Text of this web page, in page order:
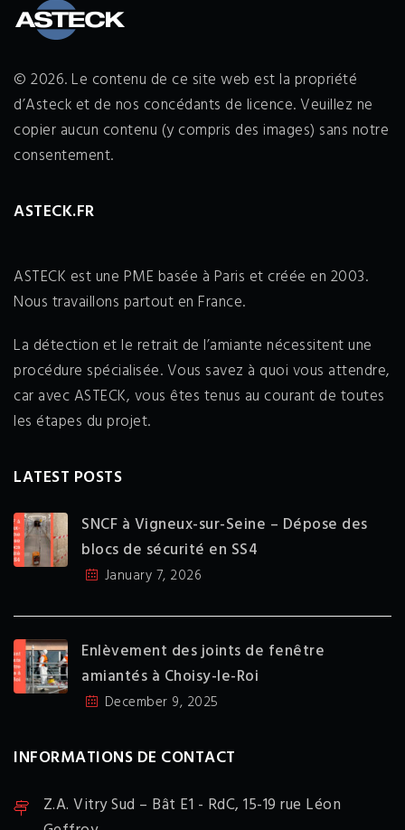
© 2026. Le contenu de ce site web est la propriété
d’Asteck et de nos concédants de licence. Veuillez ne
copier aucun contenu (y compris des images) sans notre
consentement.
ASTECK.FR
ASTECK est une PME basée à Paris et créée en 2003.
Nous travaillons partout en France.
La détection et le retrait de l’amiante nécessitent une
procédure spécialisée. Vous savez à quoi vous attendre,
car avec ASTECK, vous êtes tenus au courant de toutes
les étapes du projet.
LATEST POSTS
SNCF à Vigneux-sur-Seine – Dépose des
blocs de sécurité en SS4
January 7, 2026
Enlèvement des joints de fenêtre
amiantés à Choisy-le-Roi
December 9, 2025
INFORMATIONS DE CONTACT
Z.A. Vitry Sud – Bât E1 - RdC, 15-19 rue Léon